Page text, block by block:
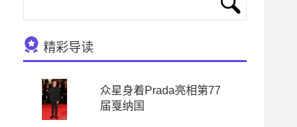
精彩导读
众星身着Prada亮相第77
届戛纳国